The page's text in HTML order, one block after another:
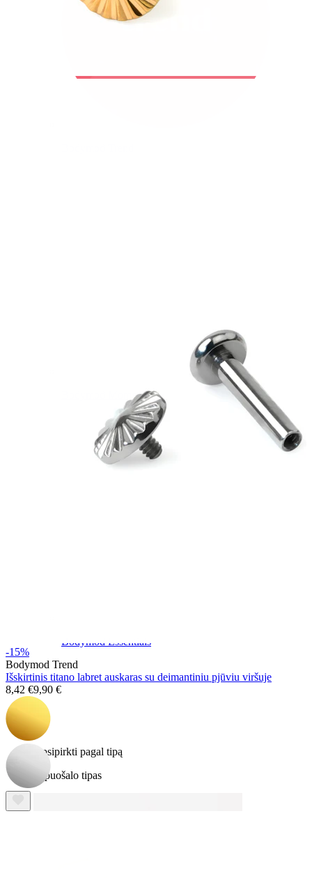
Bodymod Moments
Bodymod Essentials
Įsigyk 4, mokėk už 3
Apsipirkti pagal tipą
Papuošalo tipas
-15%
Bodymod Trend
Išskirtinis titano labret auskaras su deimantiniu pjūviu viršuje
8,42 €9,90 €